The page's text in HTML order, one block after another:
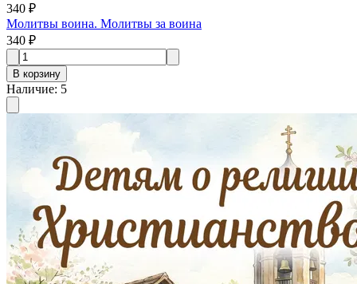
340 ₽
Молитвы воина. Молитвы за воина
340 ₽
В корзину
Наличие: 5